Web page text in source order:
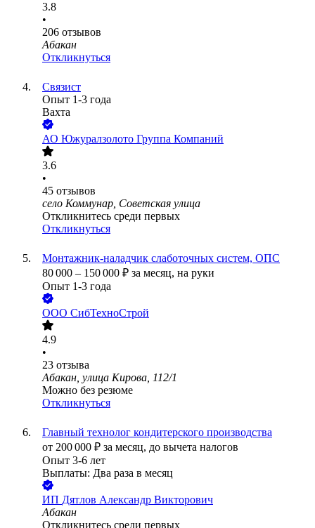
3.8
•
206 отзывов
Абакан
Откликнуться
Связист
Опыт 1-3 года
Вахта
АО Южуралзолото Группа Компаний
3.6
•
45 отзывов
село Коммунар, Советская улица
Откликнитесь среди первых
Откликнуться
Монтажник-наладчик слаботочных систем, ОПС
80 000 – 150 000 ₽ за месяц, на руки
Опыт 1-3 года
ООО СибТехноСтрой
4.9
•
23 отзыва
Абакан, улица Кирова, 112/1
Можно без резюме
Откликнуться
Главный технолог кондитерского производства
от 200 000 ₽ за месяц, до вычета налогов
Опыт 3-6 лет
Выплаты: Два раза в месяц
ИП Дятлов Александр Викторович
Абакан
Откликнитесь среди первых